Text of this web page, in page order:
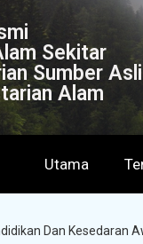
Sekitar
Sumber Asli
Alam
Utama
Dan Kesedaran